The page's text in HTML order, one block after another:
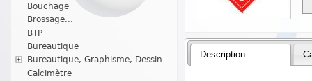
Bouchage
Brossage...
BTP
Bureautique
Bureautique, Graphisme, Dessin
Calcimètre
Description